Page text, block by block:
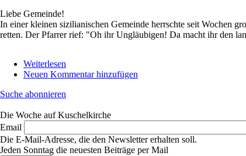
Liebe Gemeinde!
In einer kleinen sizilianischen Gemeinde herrschte seit Wochen
retten. Der Pfarrer rief: "Oh ihr Ungläubigen! Da macht ihr den
Weiterlesen
Predigt:
findet
Neuen Kommentar hinzufügen
Suche abonnieren
Die Woche auf Kuschelkirche
Email
Die E-Mail-Adresse, die den Newsletter erhalten soll.
Jeden Sonntag die neuesten Beiträge per Mail